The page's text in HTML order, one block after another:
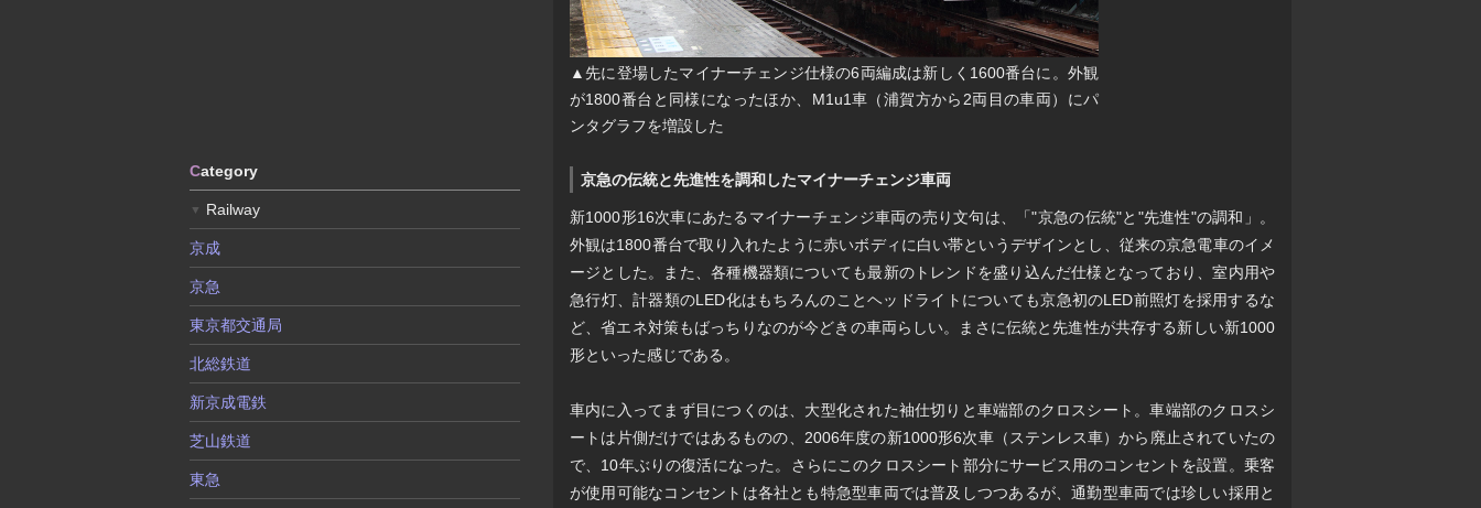
▲先に登場したマイナーチェンジ仕様の6両編成は新しく1600番台に。外観
が1800番台と同様になったほか、M1u1車（浦賀方から2両目の車両）にパ
ンタグラフを増設した
京急の伝統と先進性を調和したマイナーチェンジ車両
新1000形16次車にあたるマイナーチェンジ車両の売り文句は、「"京急の伝統"と"先進性"の調和」。
外観は1800番台で取り入れたように赤いボディに白い帯というデザインとし、従来の京急電車のイメ
ージとした。また、各種機器類についても最新のトレンドを盛り込んだ仕様となっており、室内用や
急行灯、計器類のLED化はもちろんのことヘッドライトについても京急初のLED前照灯を採用するな
ど、省エネ対策もばっちりなのが今どきの車両らしい。まさに伝統と先進性が共存する新しい新1000
形といった感じである。
車内に入ってまず目につくのは、大型化された袖仕切りと車端部のクロスシート。車端部のクロスシ
ートは片側だけではあるものの、2006年度の新1000形6次車（ステンレス車）から廃止されていたの
で、10年ぶりの復活になった。さらにこのクロスシート部分にサービス用のコンセントを設置。乗客
が使用可能なコンセントは各社とも特急型車両では普及しつつあるが、通勤型車両では珍しい採用と
Category
▼ Railway
京成
京急
東京都交通局
北総鉄道
新京成電鉄
芝山鉄道
東急